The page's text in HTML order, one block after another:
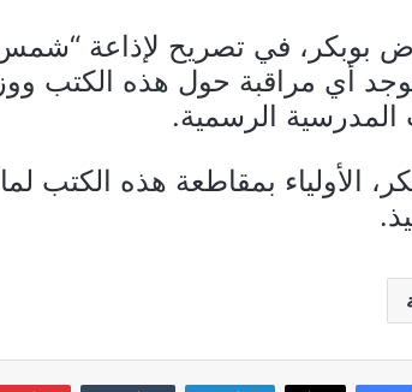
بوبكر، في تصريح لإذاعة
أي مراقبة حول هذه الكتب
المدرسية الرسمية.
الأولياء بمقاطعة هذه